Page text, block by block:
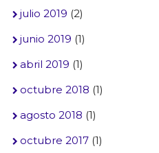
julio 2019 (2)
junio 2019 (1)
abril 2019 (1)
octubre 2018 (1)
agosto 2018 (1)
octubre 2017(1)